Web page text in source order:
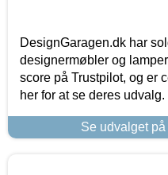
DesignGaragen.dk har
designermøbler og
score på Trustpilot, og er
her for at se deres udvalg.
Se udvalget